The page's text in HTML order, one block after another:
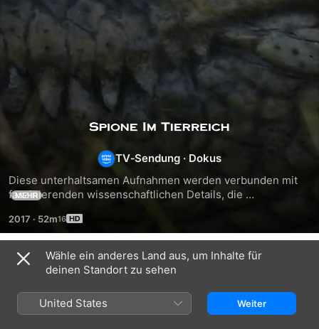
Spione
im
Tierreich
TV‑Sendung · Dokus
Diese unterhaltsamen Aufnahmen werden verbunden mit
faszinierenden wissenschaftlichen Details, die
enthüllt nicht nur absolut hinreißende Momente, sondern
verweist auch auf das Wesen unseres Menschseins.
MEHR
2017 · 52m
Staffel 1
Wähle ein anderes Land aus, um Inhalte für
deinen Standort zu sehen
United States Weiter